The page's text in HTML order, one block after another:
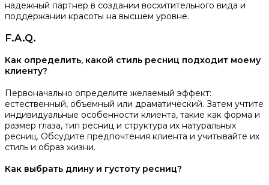
надежный партнер в создании восхитительного вида и
поддержании красоты на высшем уровне.
F.A.Q.
Как определить, какой стиль ресниц подходит моему
клиенту?
Первоначально определите желаемый эффект:
естественный, объемный или драматический. Затем учтите
индивидуальные особенности клиента, такие как форма и
размер глаза, тип ресниц и структура их натуральных
ресниц. Обсудите предпочтения клиента и учитывайте их
стиль и образ жизни.
Как выбрать длину и густоту ресниц?